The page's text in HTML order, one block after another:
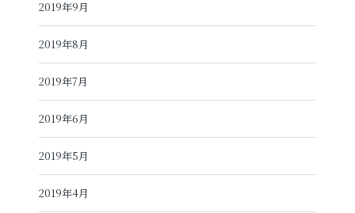
2019年9月
2019年8月
2019年7月
2019年6月
2019年5月
2019年4月